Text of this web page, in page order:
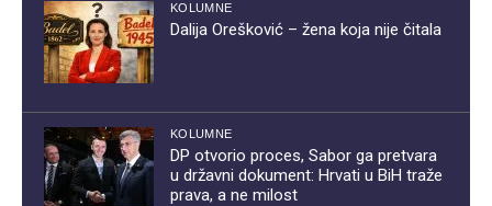
KOLUMNE
Dalija Orešković – žena koja nije čitala
KOLUMNE
DP otvorio proces, Sabor ga pretvara
u državni dokument: Hrvati u BiH traže
prava, a ne milost